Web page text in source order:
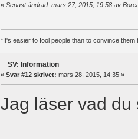
« Senast ändrad: mars 27, 2015, 19:58 av
“It's easier to fool people than to convince them
SV: Information
« Svar #12 skrivet: mars 28, 2015, 14:35 »
Jag läser vad du